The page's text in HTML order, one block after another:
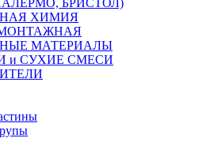
БРИСТОЛ)
ХИМИЯ
МАТЕРИАЛЫ
и СУХИЕ СМЕСИ